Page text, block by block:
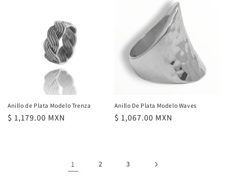
Anillo de Plata Modelo Trenza
Precio
$ 1,179.00 MXN
Anillo De Plata Modelo Waves
Precio
$ 1,067.00 MXN
1 2 3